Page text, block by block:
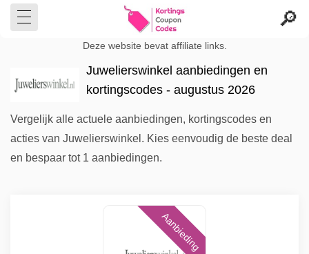
Deze website bevat affiliate links.
Juwelierswinkel aanbiedingen en
kortingscodes - augustus 2026
Vergelijk alle actuele aanbiedingen, kortingscodes en
acties van Juwelierswinkel. Kies eenvoudig de beste deal
en bespaar tot 1 aanbiedingen.
Aanbieding